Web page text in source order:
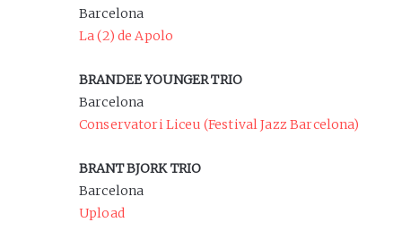
Barcelona
La (2) de Apolo
BRANDEE YOUNGER TRIO
Barcelona
Conservatori Liceu (Festival Jazz Barcelona)
BRANT BJORK TRIO
Barcelona
Upload